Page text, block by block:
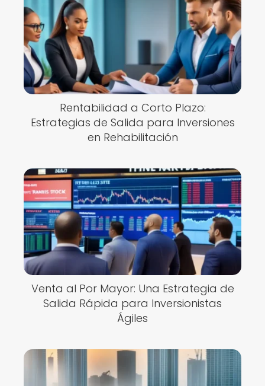
Rentabilidad a Corto Plazo:
Estrategias de Salida para Inversiones
en Rehabilitación
Venta al Por Mayor: Una Estrategia de
Salida Rápida para Inversionistas
Ágiles